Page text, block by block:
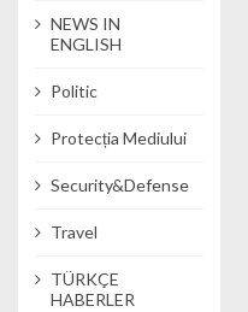
NEWS IN
ENGLISH
Politic
Protecția Mediului
Security&Defense
Travel
TÜRKÇE
HABERLER